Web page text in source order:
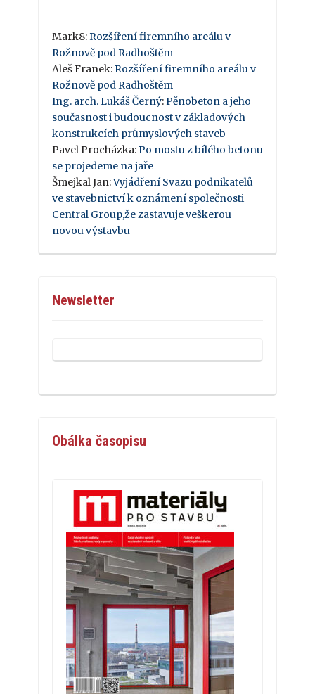
Mark8: Rozšíření firemního areálu v
Rožnově pod Radhoštěm
Aleš Franek: Rozšíření firemního areálu v
Rožnově pod Radhoštěm
Ing. arch. Lukáš Černý: Pěnobeton a jeho
současnost i budoucnost v základových
konstrukcích průmyslových staveb
Pavel Procházka: Po mostu z bílého betonu
se projedeme na jaře
Šmejkal Jan:Vyjádření Svazu podnikatelů
ve stavebnictví k oznámení společnosti
Central Group,že zastavuje veškerou
novou výstavbu
Newsletter
Obálka časopisu